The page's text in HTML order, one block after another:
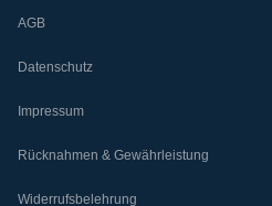
AGB
Datenschutz
Impressum
Rücknahmen & Gewährleistung
Widerrufsbelehrung